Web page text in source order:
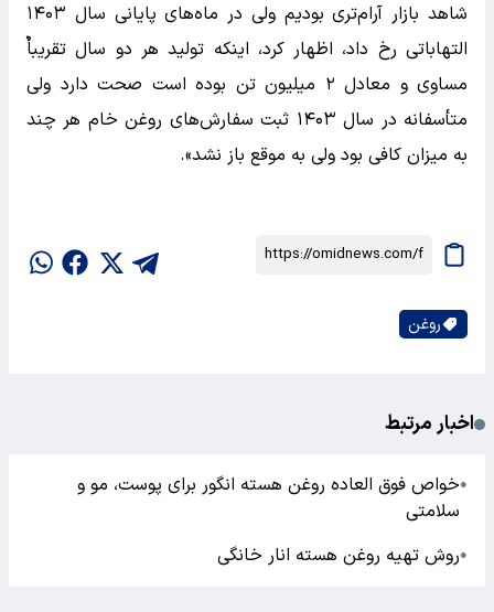
شاهد بازار آرام‌تری بودیم ولی در ماه‌های پایانی سال ۱۴۰۳
التهاباتی رخ داد، اظهار کرد، اینکه تولید هر دو سال تقریباٌ
مساوی و معادل ۲ میلیون تن بوده است صحت دارد ولی
متأسفانه در سال ۱۴۰۳ ثبت سفارش‌های روغن خام هر چند
به میزان کافی بود ولی به موقع باز نشد».
روغن
اخبار مرتبط
●خواص فوق العاده روغن هسته انگور برای پوست، مو و
سلامتی
●روش تهیه روغن هسته انار خانگی